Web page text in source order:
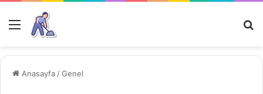
Menü
Anasayfa /Genel